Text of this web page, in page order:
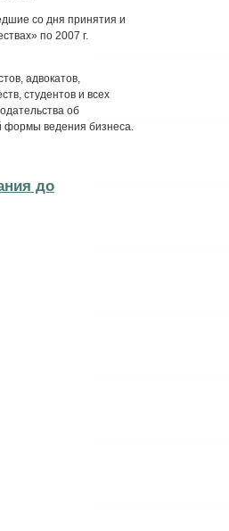
со дня принятия и
по 2007 г.
адвокатов,
студентов и всех
об
формы ведения бизнеса.
до